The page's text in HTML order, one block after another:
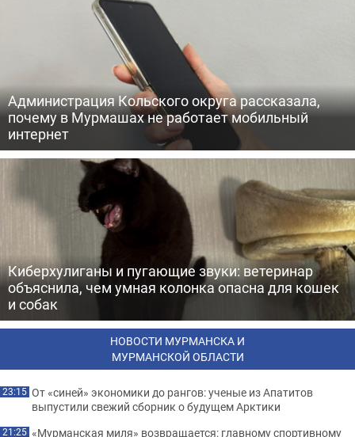
Администрация Кольского округа рассказала,
почему в Мурмашах не работает мобильный
интернет
Киберхулиганы и пугающие звуки: ветеринар
объяснила, чем умная колонка опасна для кошек
и собак
НОВОСТИ МУРМАНСКА И
МУРМАНСКОЙ ОБЛАСТИ
23:15 От «синей» экономики до рангов: ученые из Апатитов
выпустили свежий сборник о будущем Арктики
21:25 «Мурманская миля» возвращается: главному спортивному